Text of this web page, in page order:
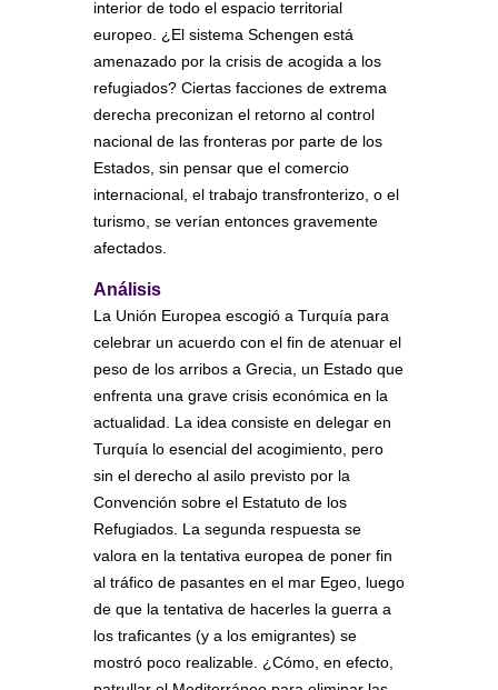
interior de todo el espacio territorial
europeo. ¿El sistema Schengen está
amenazado por la crisis de acogida a los
refugiados? Ciertas facciones de extrema
derecha preconizan el retorno al control
nacional de las fronteras por parte de los
Estados, sin pensar que el comercio
internacional, el trabajo transfronterizo, o el
turismo, se verían entonces gravemente
afectados.
Análisis
La Unión Europea escogió a Turquía para
celebrar un acuerdo con el fin de atenuar el
peso de los arribos a Grecia, un Estado que
enfrenta una grave crisis económica en la
actualidad. La idea consiste en delegar en
Turquía lo esencial del acogimiento, pero
sin el derecho al asilo previsto por la
Convención sobre el Estatuto de los
Refugiados. La segunda respuesta se
valora en la tentativa europea de poner fin
al tráfico de pasantes en el mar Egeo, luego
de que la tentativa de hacerles la guerra a
los traficantes (y a los emigrantes) se
mostró poco realizable. ¿Cómo, en efecto,